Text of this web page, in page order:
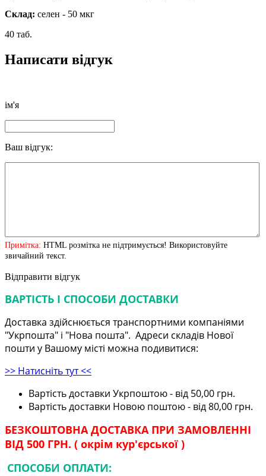
Склад: селен - 50 мкг
40 таб.
Написати відгук
ім'я
Ваш відгук:
Примітка: HTML розмітка не підтримується! Використовуйте
звичайний текст.
Відправити відгук
ВАРТІСТЬ І СПОСОБИ ДОСТАВКИ
Доставка здійснюється транспортними компаніями
"Укрпошта" і "Нова пошта". Адреси складів Нової
пошти у Вашому місті можна подивитися:
>> Натисніть тут <<
Вартість доставки Укрпоштою - від 50,00 грн.
Вартість доставки Новою поштою - від 80,00 грн.
БЕЗКОШТОВНА ДОСТАВКА ПРИ ЗАМОВЛЕННІ
ВІД 500 ГРН. ( окрім кур'єрської )
СПОСОБИ ОПЛАТИ: